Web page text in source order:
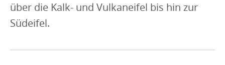
über die Kalk- und Vulkaneifel bis hin zur
Südeifel.